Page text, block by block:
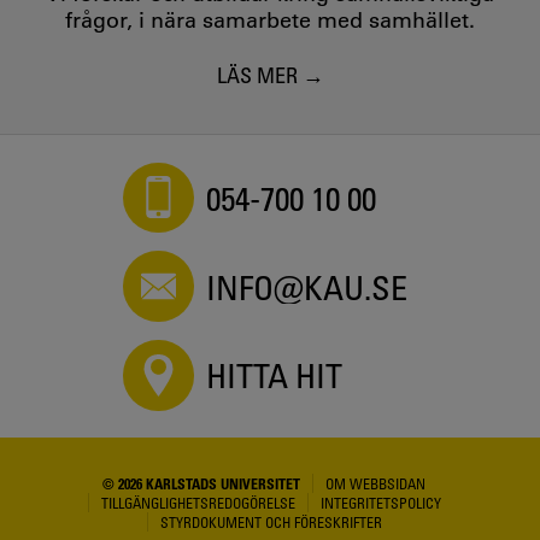
frågor, i nära samarbete med samhället.
LÄS MER
054-700 10 00
INFO@KAU.SE
HITTA HIT
© 2026 KARLSTADS UNIVERSITET
OM WEBBSIDAN
TILLGÄNGLIGHETSREDOGÖRELSE
INTEGRITETSPOLICY
STYRDOKUMENT OCH FÖRESKRIFTER